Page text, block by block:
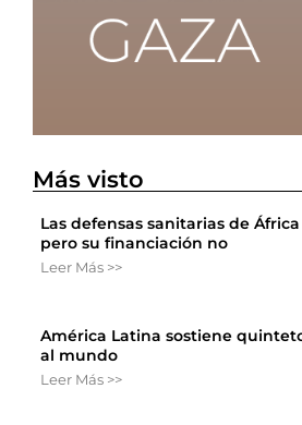
Más visto
Las defensas sanitarias de
pero su financiación no
Leer Más >>
América Latina sostiene
al mundo
Leer Más >>